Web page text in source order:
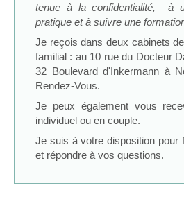
tenue à la confidentialité, à
pratique et à suivre une
Je reçois dans deux cabinets
familial : au 10 rue du Docteur
32 Boulevard d'Inkermann à
Rendez-Vous.
Je peux également vous
individuel ou en couple.
Je suis à votre disposition pour
et répondre à vos questions.